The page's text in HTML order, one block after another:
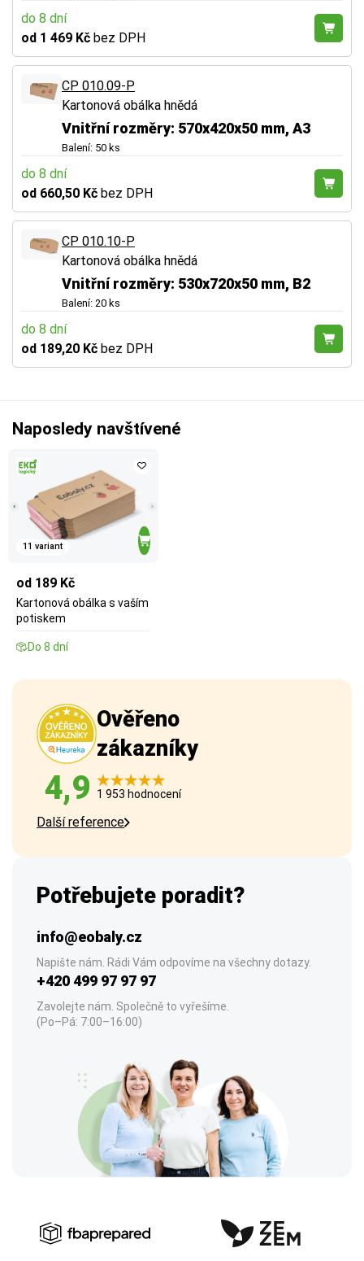
do 8 dní
od 1 469 Kč bez DPH
CP 010.09-P
Kartonová obálka hnědá
Vnitřní rozměry: 570x420x50 mm, A3
Balení: 50 ks
do 8 dní
od 660,50 Kč bez DPH
CP 010.10-P
Kartonová obálka hnědá
Vnitřní rozměry: 530x720x50 mm, B2
Balení: 20 ks
do 8 dní
od 189,20 Kč bez DPH
Naposledy navštívené
11 variant
od 189 Kč
Kartonová obálka s vaším
potiskem
Do 8 dní
Ověřeno
zákazníky
4,9 1 953 hodnocení
Další reference
Potřebujete poradit?
info@eobaly.cz
Napište nám. Rádi Vám odpovíme na všechny dotazy.
+420 499 97 97 97
Zavolejte nám. Společně to vyřešíme.
(Po–Pá: 7:00–16:00)